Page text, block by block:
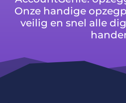
Onze handige
veilig en snel alle